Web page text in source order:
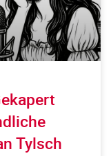
Tylsch